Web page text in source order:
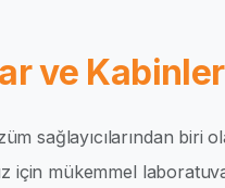
ve Kabinler
sağlayıcılarından biri
için mükemmel